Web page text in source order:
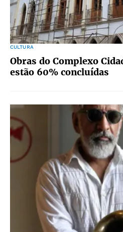
CULTURA
Obras do Complexo
estão 60% concluídas